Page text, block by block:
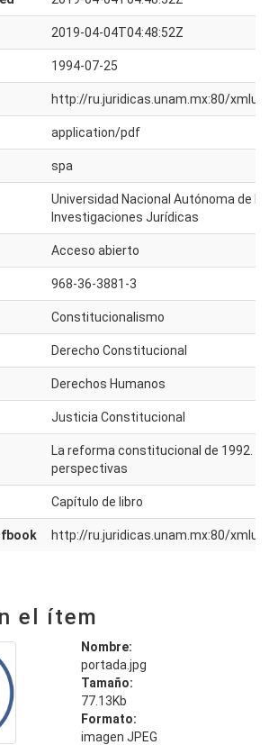
2019-04-04T04:48:52Z
1994-07-25
http://ru.juridicas.unam.mx:80/
application/pdf
spa
Universidad Nacional Autónoma de
Investigaciones Jurídicas
Acceso abierto
968-36-3881-3
Constitucionalismo
Derecho Constitucional
Derechos Humanos
Justicia Constitucional
La reforma constitucional de 1992.
perspectivas
Capítulo de libro
http://ru.juridicas.unam.mx:80/
el ítem
Nombre:
portada.jpg
Tamaño:
77.13Kb
Formato:
imagen JPEG